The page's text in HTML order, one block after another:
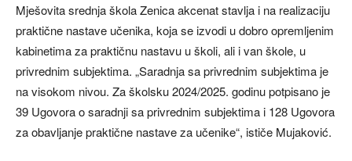
Mješovita srednja škola Zenica akcenat stavlja i na realizaciju
praktične nastave učenika, koja se izvodi u dobro opremljenim
kabinetima za praktičnu nastavu u školi, ali i van škole, u
privrednim subjektima. „Saradnja sa privrednim subjektima je
na visokom nivou. Za školsku 2024/2025. godinu potpisano je
39 Ugovora o saradnji sa privrednim subjektima i 128 Ugovora
za obavljanje praktične nastave za učenike“, ističe Mujaković.